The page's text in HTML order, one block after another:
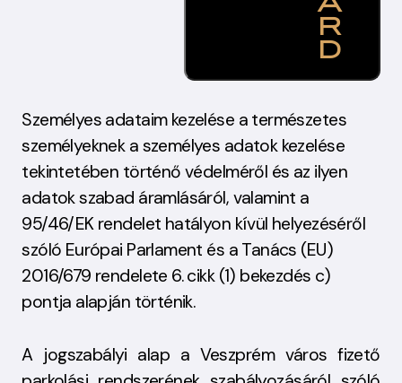
Személyes adataim kezelése a természetes
személyeknek a személyes adatok kezelése
tekintetében történő védelméről és az ilyen
adatok szabad áramlásáról, valamint a
95/46/EK rendelet hatályon kívül helyezéséről
szóló Európai Parlament és a Tanács (EU)
2016/679 rendelete 6. cikk (1) bekezdés c)
pontja alapján történik.
A jogszabályi alap a Veszprém város fizető